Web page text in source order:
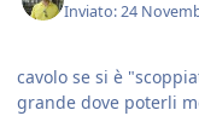
Inviato:24
cavolo se si è
grande dove poterli